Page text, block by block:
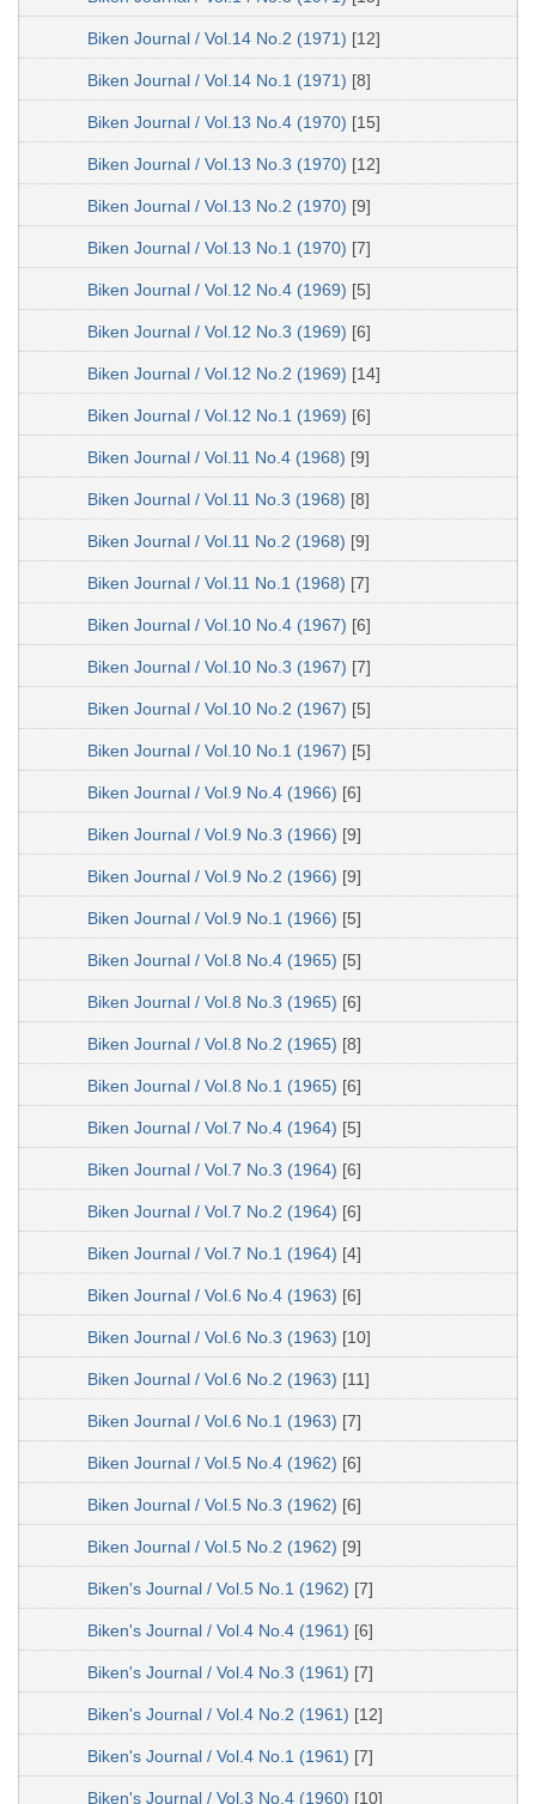
Biken Journal / Vol.14 No.2 (1971) [12]
Biken Journal / Vol.14 No.1 (1971) [8]
Biken Journal / Vol.13 No.4 (1970) [15]
Biken Journal / Vol.13 No.3 (1970) [12]
Biken Journal / Vol.13 No.2 (1970) [9]
Biken Journal / Vol.13 No.1 (1970) [7]
Biken Journal / Vol.12 No.4 (1969) [5]
Biken Journal / Vol.12 No.3 (1969) [6]
Biken Journal / Vol.12 No.2 (1969) [14]
Biken Journal / Vol.12 No.1 (1969) [6]
Biken Journal / Vol.11 No.4 (1968) [9]
Biken Journal / Vol.11 No.3 (1968) [8]
Biken Journal / Vol.11 No.2 (1968) [9]
Biken Journal / Vol.11 No.1 (1968) [7]
Biken Journal / Vol.10 No.4 (1967) [6]
Biken Journal / Vol.10 No.3 (1967) [7]
Biken Journal / Vol.10 No.2 (1967) [5]
Biken Journal / Vol.10 No.1 (1967) [5]
Biken Journal / Vol.9 No.4 (1966) [6]
Biken Journal / Vol.9 No.3 (1966) [9]
Biken Journal / Vol.9 No.2 (1966) [9]
Biken Journal / Vol.9 No.1 (1966) [5]
Biken Journal / Vol.8 No.4 (1965) [5]
Biken Journal / Vol.8 No.3 (1965) [6]
Biken Journal / Vol.8 No.2 (1965) [8]
Biken Journal / Vol.8 No.1 (1965) [6]
Biken Journal / Vol.7 No.4 (1964) [5]
Biken Journal / Vol.7 No.3 (1964) [6]
Biken Journal / Vol.7 No.2 (1964) [6]
Biken Journal / Vol.7 No.1 (1964) [4]
Biken Journal / Vol.6 No.4 (1963) [6]
Biken Journal / Vol.6 No.3 (1963) [10]
Biken Journal / Vol.6 No.2 (1963) [11]
Biken Journal / Vol.6 No.1 (1963) [7]
Biken Journal / Vol.5 No.4 (1962) [6]
Biken Journal / Vol.5 No.3 (1962) [6]
Biken Journal / Vol.5 No.2 (1962) [9]
Biken's Journal / Vol.5 No.1 (1962) [7]
Biken's Journal / Vol.4 No.4 (1961) [6]
Biken's Journal / Vol.4 No.3 (1961) [7]
Biken's Journal / Vol.4 No.2 (1961) [12]
Biken's Journal / Vol.4 No.1 (1961) [7]
Biken's Journal / Vol.3 No.4 (1960) [10]